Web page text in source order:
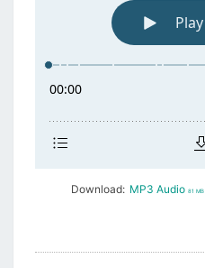
Download: MP3 Audio 81 MB